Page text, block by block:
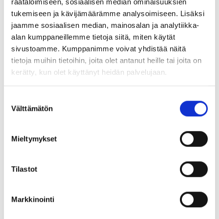
tukemiseen ja kävijämäärämme analysoimiseen. Lisäksi
jaamme sosiaalisen median, mainosalan ja analytiikka-
alan kumppaneillemme tietoja siitä, miten käytät
sivustoamme. Kumppanimme voivat yhdistää näitä
tietoja muihin tietoihin, joita olet antanut heille tai joita on
kerätty, kun olet käyttänyt heidän palvelujaan.
valinta
Välttämätön
Mieltymykset
Tilastot
Markkinointi
kentät on merkitty*
Kommentti*
Nimi